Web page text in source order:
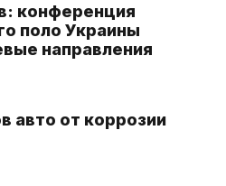
конференция
поло Украины
направления
авто от коррозии